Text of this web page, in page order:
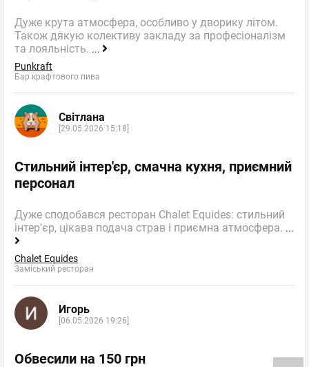
Дуже крута атмосфера, особливо у дворику літом.
Також дякую колективу закладу за професіоналізм
та лояльність. ...
Punkraft
Бар крафтового пива
Світлана
[29.05.2026 15:18]
Стильний інтер'єр, смачна кухня, приємний
персонал
Дуже сподобався ресторан Chalet Equides: стильний
інтер’єр, цікава подача страв і приємна атмосфера. ...
Chalet Equides
Заміський ресторан
Игорь
[06.05.2026 19:26]
Обвесили на 150 грн